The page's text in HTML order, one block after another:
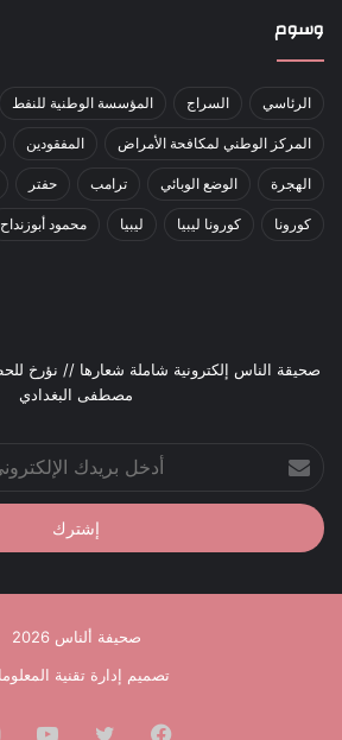
وسوم
الرئاسي السراج المؤسسة الوطنية للنفط
المركز الوطني لمكافحة الأمراض المفقودين
الهجرة الوضع الوبائي ترامب حفتر
كورونا كورونا ليبيا ليبيا محمود أبوزنداح
صحيقة الناس إلكترونية شاملة شعارها // نؤرخ
مصطفى البغدادي
أدخل
بريدك
الإلكتروني
صحيفة ألناس 2026
تصميم إدارة تقنية
فيسبوك تويتر